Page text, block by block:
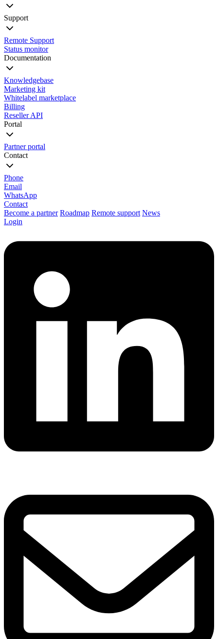
Support
Remote Support
Status monitor
Documentation
Knowledgebase
Marketing kit
Whitelabel marketplace
Billing
Reseller API
Portal
Partner portal
Contact
Phone
Email
WhatsApp
Contact
Become a partner Roadmap Remote support News
Login